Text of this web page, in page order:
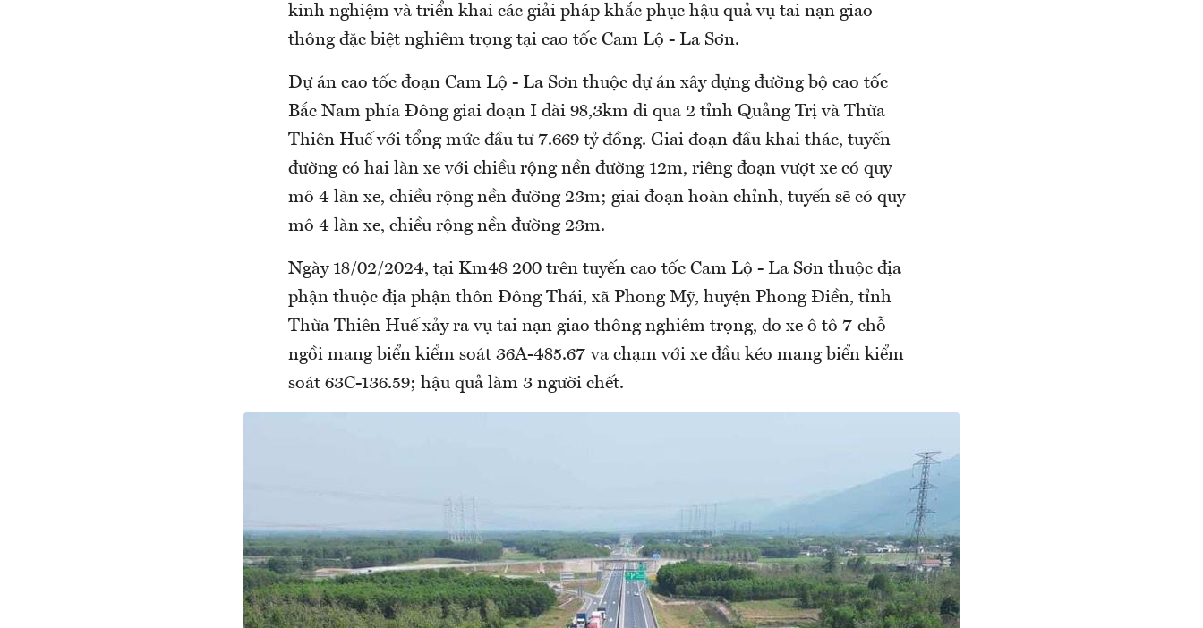
kinh nghiệm và triển khai các giải pháp khắc phục hậu quả vụ tai nạn giao
thông đặc biệt nghiêm trọng tại cao tốc Cam Lộ - La Sơn.
Dự án cao tốc đoạn Cam Lộ - La Sơn thuộc dự án xây dựng đường bộ cao tốc
Bắc Nam phía Đông giai đoạn I dài 98,3km đi qua 2 tỉnh Quảng Trị và Thừa
Thiên Huế với tổng mức đầu tư 7.669 tỷ đồng. Giai đoạn đầu khai thác, tuyến
đường có hai làn xe với chiều rộng nền đường 12m, riêng đoạn vượt xe có quy
mô 4 làn xe, chiều rộng nền đường 23m; giai đoạn hoàn chỉnh, tuyến sẽ có quy
mô 4 làn xe, chiều rộng nền đường 23m.
Ngày 18/02/2024, tại Km48 200 trên tuyến cao tốc Cam Lộ - La Sơn thuộc địa
phận thuộc địa phận thôn Đông Thái, xã Phong Mỹ, huyện Phong Điền, tỉnh
Thừa Thiên Huế xảy ra vụ tai nạn giao thông nghiêm trọng, do xe ô tô 7 chỗ
ngồi mang biển kiểm soát 36A-485.67 va chạm với xe đầu kéo mang biển kiểm
soát 63C-136.59; hậu quả làm 3 người chết.